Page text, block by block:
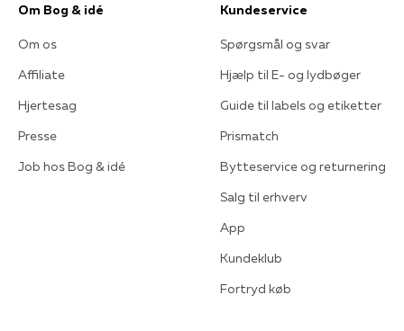
Om Bog & idé
Om os
Affiliate
Hjertesag
Presse
Job hos Bog & idé
Kundeservice
Spørgsmål og svar
Hjælp til E- og lydbøger
Guide til labels og etiketter
Prismatch
Bytteservice og returnering
Salg til erhverv
App
Kundeklub
Fortryd køb